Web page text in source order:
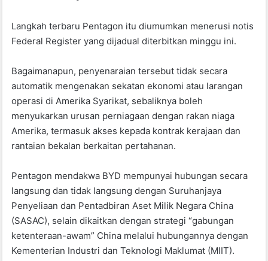
Langkah terbaru Pentagon itu diumumkan menerusi notis
Federal Register yang dijadual diterbitkan minggu ini.
Bagaimanapun, penyenaraian tersebut tidak secara
automatik mengenakan sekatan ekonomi atau larangan
operasi di Amerika Syarikat, sebaliknya boleh
menyukarkan urusan perniagaan dengan rakan niaga
Amerika, termasuk akses kepada kontrak kerajaan dan
rantaian bekalan berkaitan pertahanan.
Pentagon mendakwa BYD mempunyai hubungan secara
langsung dan tidak langsung dengan Suruhanjaya
Penyeliaan dan Pentadbiran Aset Milik Negara China
(SASAC), selain dikaitkan dengan strategi “gabungan
ketenteraan-awam” China melalui hubungannya dengan
Kementerian Industri dan Teknologi Maklumat (MIIT).